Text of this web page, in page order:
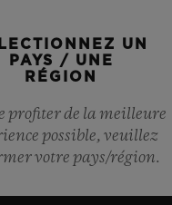
UN
PAYS / UNE
RÉGION
profiter de la meilleure
possible, veuillez
votre pays/région.